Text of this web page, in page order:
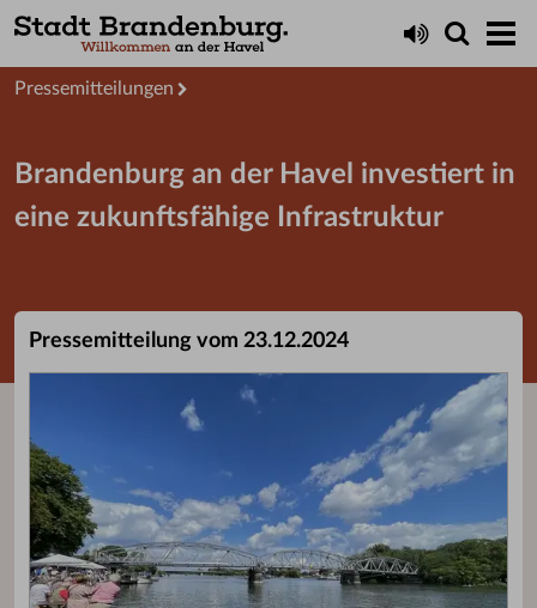
Presseservice
Pressemitteilungen
Brandenburg an der Havel investiert in
eine zukunftsfähige Infrastruktur
Pressemitteilung vom 23.12.2024